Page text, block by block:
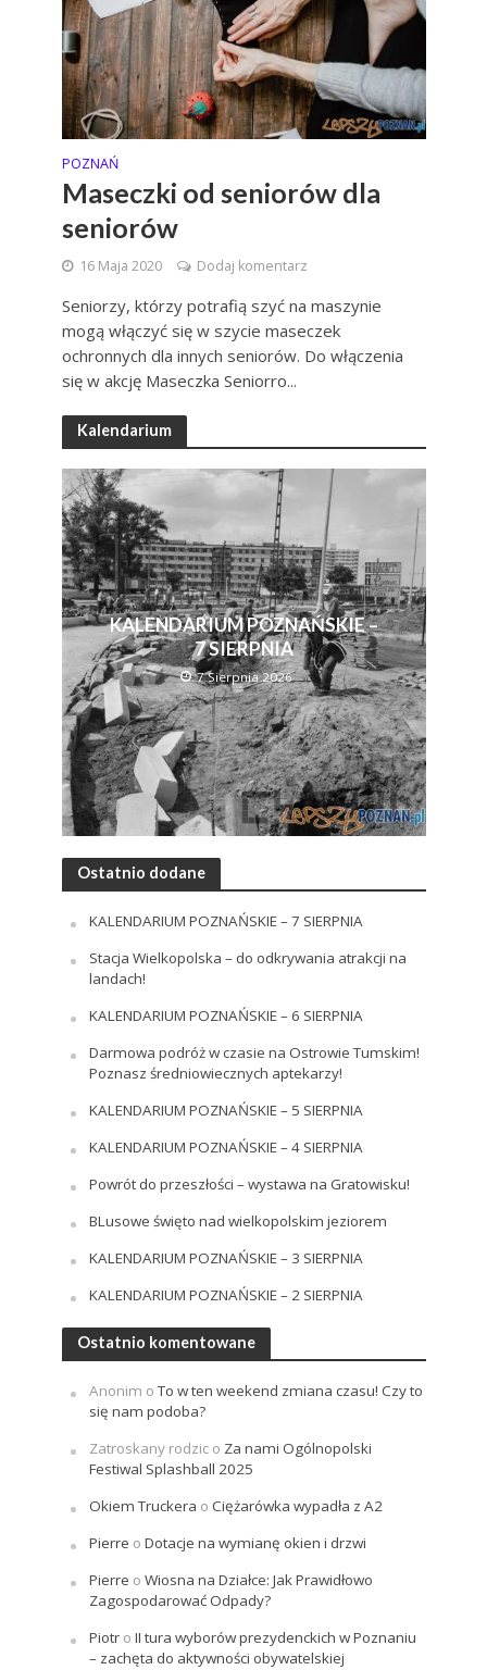
POZNAŃ
Maseczki od seniorów dla
seniorów
16 Maja 2020 Dodaj komentarz
Seniorzy, którzy potrafią szyć na maszynie
mogą włączyć się w szycie maseczek
ochronnych dla innych seniorów. Do włączenia
się w akcję Maseczka Seniorro...
Kalendarium
KALENDARIUM POZNAŃSKIE –
7 SIERPNIA
7 Sierpnia 2026
Ostatnio dodane
KALENDARIUM POZNAŃSKIE – 7 SIERPNIA
Stacja Wielkopolska – do odkrywania atrakcji na
landach!
KALENDARIUM POZNAŃSKIE – 6 SIERPNIA
Darmowa podróż w czasie na Ostrowie Tumskim!
Poznasz średniowiecznych aptekarzy!
KALENDARIUM POZNAŃSKIE – 5 SIERPNIA
KALENDARIUM POZNAŃSKIE – 4 SIERPNIA
Powrót do przeszłości – wystawa na Gratowisku!
BLusowe święto nad wielkopolskim jeziorem
KALENDARIUM POZNAŃSKIE – 3 SIERPNIA
KALENDARIUM POZNAŃSKIE – 2 SIERPNIA
Ostatnio komentowane
Anonim oTo w ten weekend zmiana czasu! Czy to
się nam podoba?
Zatroskany rodzico Za nami Ogólnopolski
Festiwal Splashball 2025
Okiem Truckera o Ciężarówka wypadła z A2
Pierre o Dotacje na wymianę okien i drzwi
Pierre o Wiosna na Działce: Jak Prawidłowo
Zagospodarować Odpady?
Piotro II tura wyborów prezydenckich w Poznaniu
– zachęta do aktywności obywatelskiej